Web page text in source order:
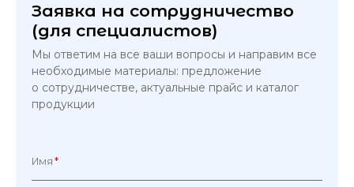
препаратов, в том числе кератолитиков, средств
домашнего ухода, с примерами и фото.
Понятие рН кожи. Виды кератолитиков,
используемых в педикюре, и их действие на
кожу стоп.
Заявка на сотрудничество
(для специалистов)
Мы ответим на все ваши вопросы и направим все
необходимые материалы: предложение
о сотрудничестве, актуальные прайс и каталог
продукции
Имя *